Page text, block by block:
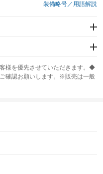
装備略号／用語解説
ABS
様を優先させていただきます。◆
確認お願いします。※販売は一般